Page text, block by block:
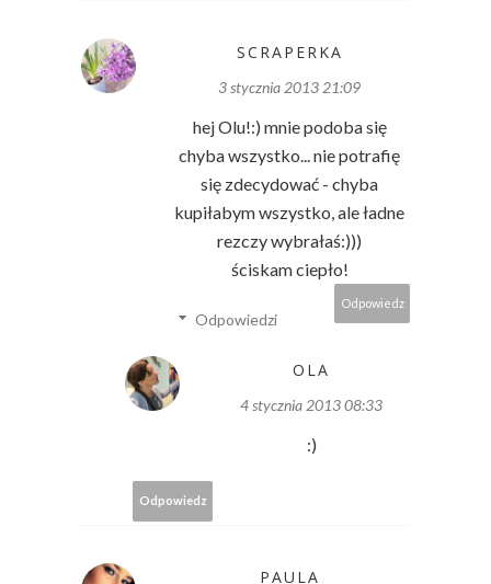
SCRAPERKA
3 stycznia 2013 21:09
hej Olu!:) mnie podoba się
chyba wszystko... nie potrafię
się zdecydować - chyba
kupiłabym wszystko, ale ładne
rezczy wybrałaś:)))
ściskam ciepło!
Odpowiedz
Odpowiedzi
OLA
4 stycznia 2013 08:33
:)
Odpowiedz
PAULA